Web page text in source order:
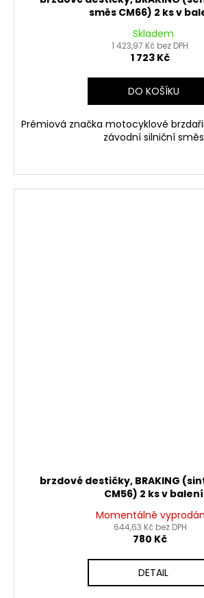
směs CM66) 2 ks v
Skladem
1 423,97 Kč bez DPH
1 723 Kč
DO KOŠÍKU
Prémiová značka motocyklové
závodní silniční směs
brzdové destičky, BRAKING
CM56) 2 ks v balení
Momentálně
644,63 Kč bez DPH
780 Kč
DETAIL